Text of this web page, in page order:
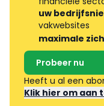
uw
vakwebsites
maximale
Probeer nu
Heeft u al een
Klik hier om aan